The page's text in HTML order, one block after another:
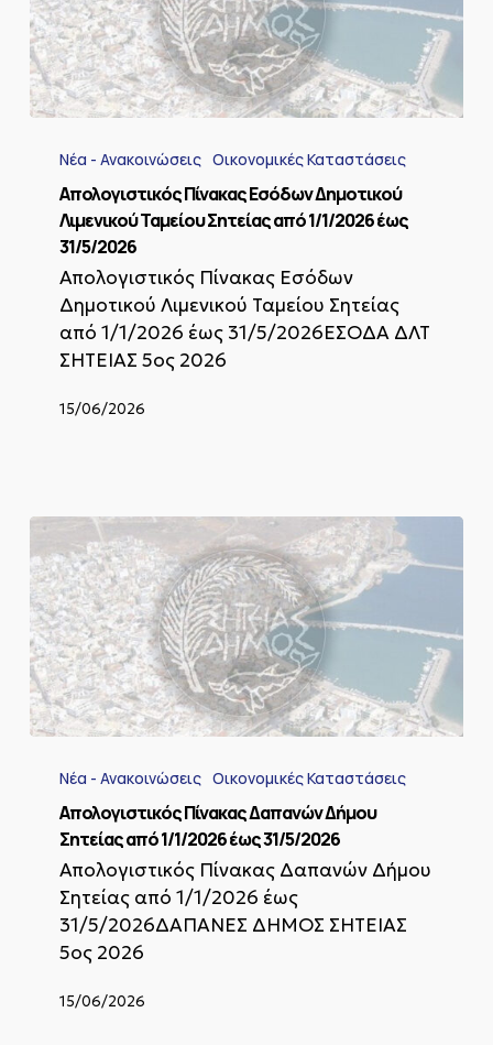
Πίνακας
Εσόδων
Δημοτικού
Λιμενικού
Ταμείου
Σητείας
από
1/1/2026
έως
31/5/2026
Νέα - Ανακοινώσεις Οικονομικές Καταστάσεις
Απολογιστικός Πίνακας Εσόδων Δημοτικού
Λιμενικού Ταμείου Σητείας από 1/1/2026 έως
31/5/2026
Απολογιστικός Πίνακας Εσόδων
Δημοτικού Λιμενικού Ταμείου Σητείας
από 1/1/2026 έως 31/5/2026ΕΣΟΔΑ ΔΛΤ
ΣΗΤΕΙΑΣ 5ος 2026
15/06/2026
Πίνακας
Δαπανών
Δήμου
Σητείας
1/1/2026
έως
31/5/2026
Νέα - Ανακοινώσεις Οικονομικές Καταστάσεις
Απολογιστικός Πίνακας Δαπανών Δήμου
Σητείας από 1/1/2026 έως 31/5/2026
Απολογιστικός Πίνακας Δαπανών Δήμου
Σητείας από 1/1/2026 έως
31/5/2026ΔΑΠΑΝΕΣ ΔΗΜΟΣ ΣΗΤΕΙΑΣ
5ος 2026
15/06/2026